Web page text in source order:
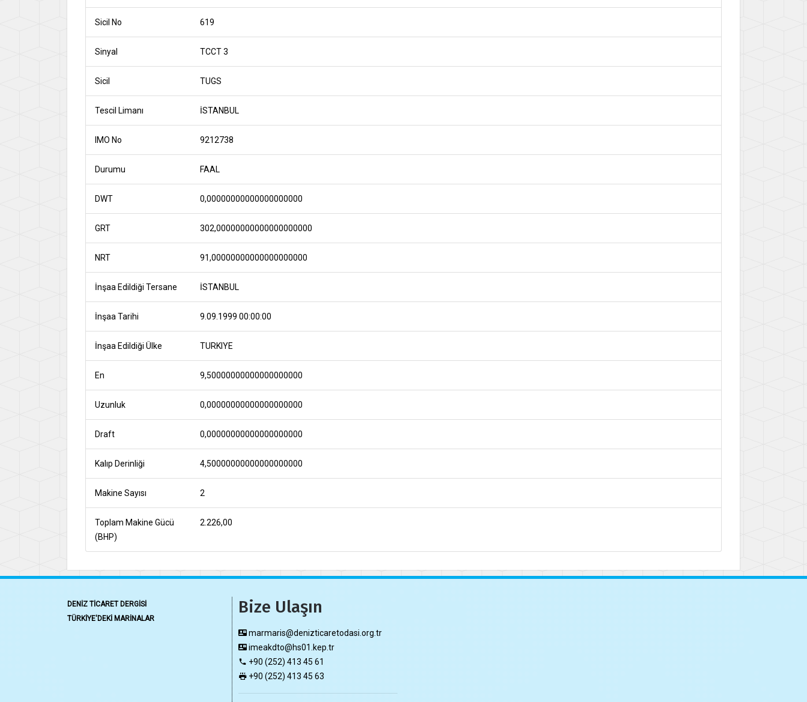
Sicil No 619
Sinyal TCCT 3
Sicil TUGS
Tescil Limanı İSTANBUL
IMO No 9212738
Durumu FAAL
DWT 0,00000000000000000000
GRT 302,00000000000000000000
NRT 91,00000000000000000000
İnşaa Edildiği Tersane İSTANBUL
İnşaa Tarihi 9.09.1999 00:00:00
İnşaa Edildiği Ülke TURKIYE
En 9,50000000000000000000
Uzunluk 0,00000000000000000000
Draft 0,00000000000000000000
Kalıp Derinliği 4,50000000000000000000
Makine Sayısı 2
Toplam Makine Gücü
(BHP)
2.226,00
DENİZ TİCARET DERGİSİ
TÜRKİYE'DEKİ MARİNALAR
Bize Ulaşın
marmaris@denizticaretodasi.org.tr
imeakdto@hs01.kep.tr
+90 (252) 413 45 61
+90 (252) 413 45 63